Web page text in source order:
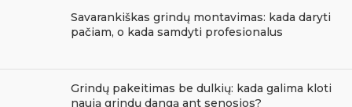
Savarankiškas grindų montavimas: kada daryti
pačiam, o kada samdyti profesionalus
Grindų pakeitimas be dulkių: kada galima kloti
naują grindų dangą ant senosios?